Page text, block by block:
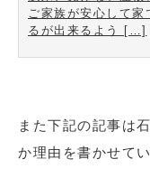
ご家族が安心して
るが出来るよう […]
また下記の記事は
か理由を書かせて